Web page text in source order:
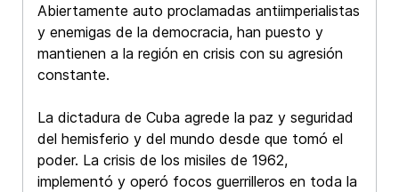
Abiertamente auto proclamadas antiimperialistas
y enemigas de la democracia, han puesto y
mantienen a la región en crisis con su agresión
constante.
La dictadura de Cuba agrede la paz y seguridad
del hemisferio y del mundo desde que tomó el
poder. La crisis de los misiles de 1962,
implementó y operó focos guerrilleros en toda la